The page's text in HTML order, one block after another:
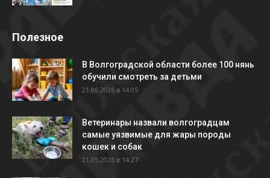
Полезное
В Волгоградской области более 100 нянь
обучили смотреть за детьми
21.06.2026 в 14:05
Ветеринары назвали волгоградцам
самые уязвимые для жары породы
кошек и собак
21.05.2026 в 14:27